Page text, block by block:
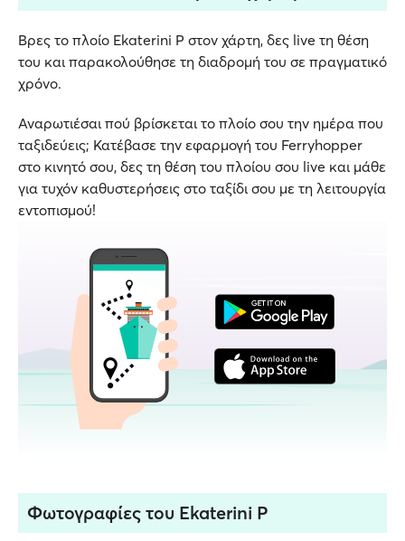
Βρες το πλοίο Ekaterini P στον χάρτη, δες live τη θέση
του και παρακολούθησε τη διαδρομή του σε πραγματικό
χρόνο.
Αναρωτιέσαι πού βρίσκεται το πλοίο σου την ημέρα που
ταξιδεύεις; Κατέβασε την εφαρμογή του Ferryhopper
στο κινητό σου, δες τη θέση του πλοίου σου live και μάθε
για τυχόν καθυστερήσεις στο ταξίδι σου με τη λειτουργία
εντοπισμού!
Φωτογραφίες του Ekaterini P